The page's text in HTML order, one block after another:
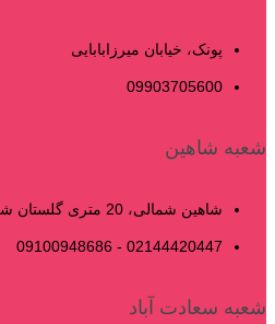
پونک، خیابان میرزابابایی
09903705600
شعبه شاهین
شاهین شمالی، 20 متری گلستان شرقی
02144420447 - 09100948686
شعبه سعادت آباد